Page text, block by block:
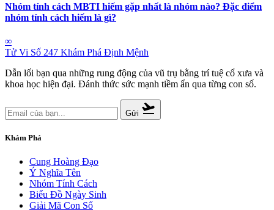
Nhóm tính cách MBTI hiếm gặp nhất là nhóm nào? Đặc điểm
nhóm tính cách hiếm là gì?
∞
Tử Vi Số 247 Khám Phá Định Mệnh
Dẫn lối bạn qua những rung động của vũ trụ bằng trí tuệ cổ xưa và
khoa học hiện đại. Đánh thức sức mạnh tiềm ẩn qua từng con số.
Gửi flight_takeoff
Khám Phá
Cung Hoàng Đạo
Ý Nghĩa Tên
Nhóm Tính Cách
Biểu Đồ Ngày Sinh
Giải Mã Con Số